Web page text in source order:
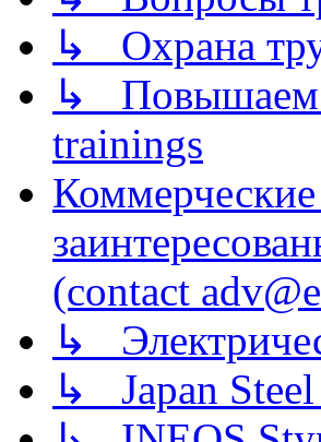
↳ Охрана
↳ Повышаем
trainings
(contact
↳
↳ Japan